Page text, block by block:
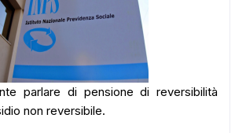
parlare di pensione di reversibilità
non reversibile.